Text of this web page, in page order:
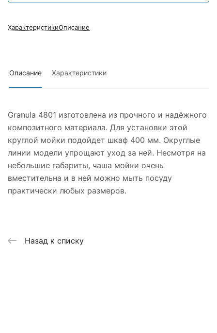
ХарактеристикиОписание
Описание Характеристики
Granula 4801 изготовлена из прочного и надёжного
композитного материала. Для установки этой
круглой мойки подойдет шкаф 400 мм. Округлые
линии модели упрощают уход за ней. Несмотря на
небольшие габариты, чаша мойки очень
вместительна и в ней можно мыть посуду
практически любых размеров.
Назад к списку